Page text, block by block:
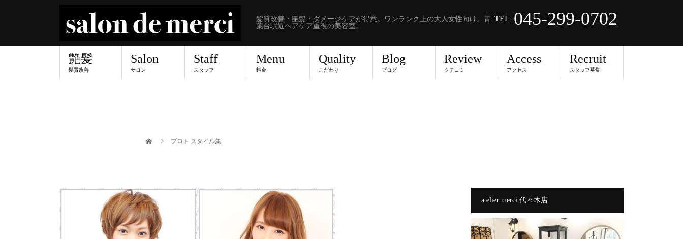
髪質改善・艶髪・ダメージケアが得意。ワンランク上の大人女性向け。青
葉台駅近ヘアケア重視の美容室。
TEL 045-299-0702
艶髪
髪質改善
Salon
サロン
Staff
スタッフ
Menu
料金
Quality
こだわり
Blog
ブログ
Review
クチコミ
Access
アクセス
Recruit
スタッフ募集
プロト スタイル集
atelier merci 代々木店